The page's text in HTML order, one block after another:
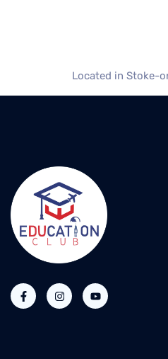
Located in Stoke-